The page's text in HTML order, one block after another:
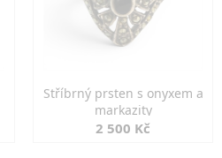
Stříbrný prsten s onyxem a
markazity
2 500 Kč